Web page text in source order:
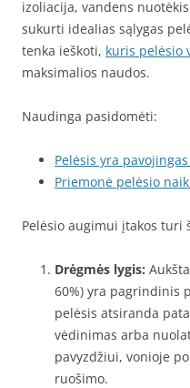
izoliacija, vandens
sukurti idealias sąlygas
tenka ieškoti, kuris pelėsio
maksimalios naudos.
Naudinga pasidomėti:
Pelėsis yra
Priemonė pelėsio
Pelėsio augimui įtakos turi
Drėgmės lygis:
60%) yra pagrindinis
pelėsis atsiranda
vėdinimas arba
pavyzdžiui, vonioje
ruošimo.